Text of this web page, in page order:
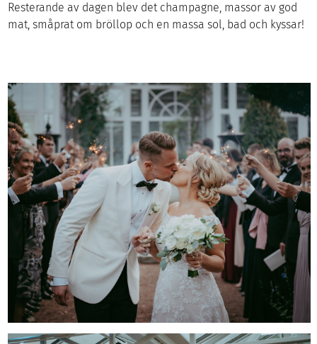
Resterande av dagen blev det champagne, massor av god
mat, småprat om bröllop och en massa sol, bad och kyssar!